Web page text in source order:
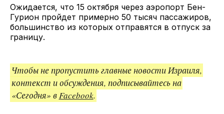
Ожидается, что 15 октября через аэропорт Бен-
Гурион пройдет примерно 50 тысяч пассажиров,
большинство из которых отправятся в отпуск за
границу.
Чтобы не пропустить главные новости Израиля,
контекст и обсуждения, подписывайтесь на
«Сегодня» вFacebook.